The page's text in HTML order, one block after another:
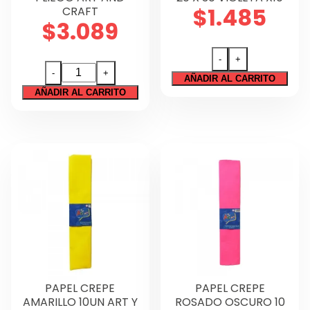
CRAFT
$3.089
-
PAPEL
CREPE
ART
CRAFT
cantidad
+
AÑADIR AL CARRITO
$1.485
-
GOMA
EVA
VIOLETA
cantidad
+
AÑADIR AL CARRITO
PAPEL CREPE
AMARILLO 10UN ART Y
PAPEL CREPE
ROSADO OSCURO 10